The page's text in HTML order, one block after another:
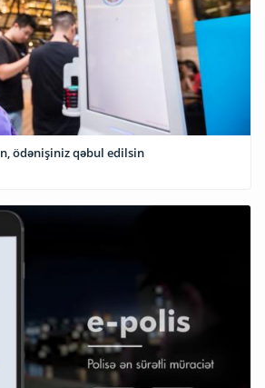
ödənişiniz qəbul edilsin